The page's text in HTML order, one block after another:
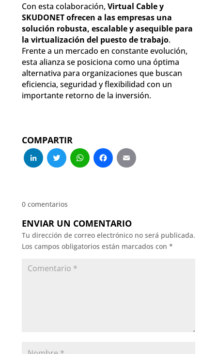
Con esta colaboración, Virtual Cable y
SKUDONETofrecen a las empresas una
solución robusta, escalable y asequible para
la virtualización del puesto de trabajo.
Frente a un mercado en constante evolución,
esta alianza se posiciona como una óptima
alternativa para organizaciones que buscan
eficiencia, seguridad y flexibilidad con un
importante retorno de la inversión.
COMPARTIR
LinkedIn
Twitter
WhatsApp
Facebook
0 comentarios
ENVIAR UN COMENTARIO
Tu dirección de correo electrónico no será publicada.
Los campos obligatorios están marcados con *